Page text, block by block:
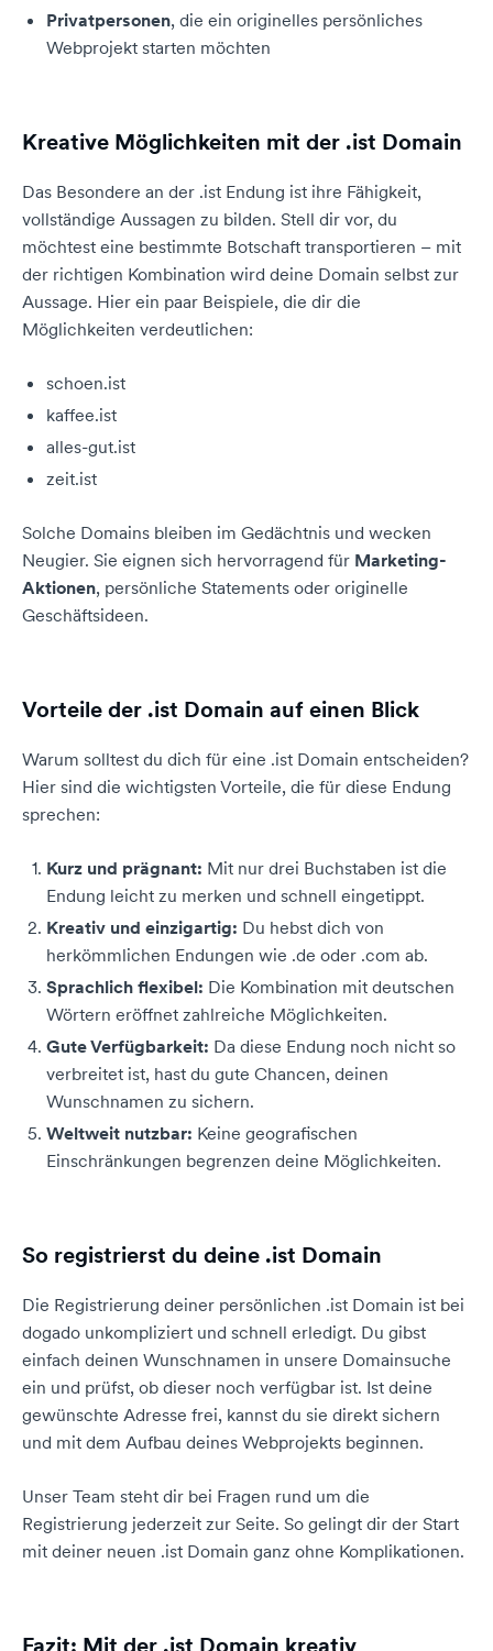
Privatpersonen, die ein originelles persönliches
Webprojekt starten möchten
Kreative Möglichkeiten mit der .ist Domain
Das Besondere an der .ist Endung ist ihre Fähigkeit,
vollständige Aussagen zu bilden. Stell dir vor, du
möchtest eine bestimmte Botschaft transportieren – mit
der richtigen Kombination wird deine Domain selbst zur
Aussage. Hier ein paar Beispiele, die dir die
Möglichkeiten verdeutlichen:
schoen.ist
kaffee.ist
alles-gut.ist
zeit.ist
Solche Domains bleiben im Gedächtnis und wecken
Neugier. Sie eignen sich hervorragend für Marketing-
Aktionen, persönliche Statements oder originelle
Geschäftsideen.
Vorteile der .ist Domain auf einen Blick
Warum solltest du dich für eine .ist Domain entscheiden?
Hier sind die wichtigsten Vorteile, die für diese Endung
sprechen:
Kurz und prägnant: Mit nur drei Buchstaben ist die
Endung leicht zu merken und schnell eingetippt.
Kreativ und einzigartig: Du hebst dich von
herkömmlichen Endungen wie .de oder .com ab.
Sprachlich flexibel: Die Kombination mit deutschen
Wörtern eröffnet zahlreiche Möglichkeiten.
Gute Verfügbarkeit: Da diese Endung noch nicht so
verbreitet ist, hast du gute Chancen, deinen
Wunschnamen zu sichern.
Weltweit nutzbar: Keine geografischen
Einschränkungen begrenzen deine Möglichkeiten.
So registrierst du deine .ist Domain
Die Registrierung deiner persönlichen .ist Domain ist bei
dogado unkompliziert und schnell erledigt. Du gibst
einfach deinen Wunschnamen in unsere Domainsuche
ein und prüfst, ob dieser noch verfügbar ist. Ist deine
gewünschte Adresse frei, kannst du sie direkt sichern
und mit dem Aufbau deines Webprojekts beginnen.
Unser Team steht dir bei Fragen rund um die
Registrierung jederzeit zur Seite. So gelingt dir der Start
mit deiner neuen .ist Domain ganz ohne Komplikationen.